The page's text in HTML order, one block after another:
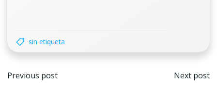
sin etiqueta
Navegación
Previous post Next post